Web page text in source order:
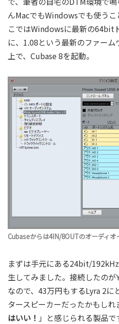
んMacでもWindowsでも使う
こではWindowsに最新の64bit
に、1.08という最新のファー
上で、Cubase 8を起動。
Cubaseからは4IN/8OUTのオーディオ
まずは手元にある24bit/
生してみました。接続したのが
なので、43万円もするLyra 2に
タースピーカーだったかもし
はいい！ 」と感じられる製品で